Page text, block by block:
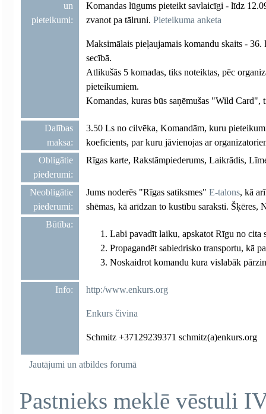
un
pieteikumi:
Komandas lūgums pieteikt savlaicīgi - līdz
zvanot pa tālruni. Pieteikuma anketa
Maksimālais pieļaujamais komandu skaits -
secībā.
Atlikušās 5 komadas, tiks noteiktas, pēc
pieteikumiem.
Komandas, kuras būs saņēmušas "Wild Card",
Dalības
maksa:
3.50 Ls no cilvēka, Komandām, kuru
koeficients, par kuru jāvienojas ar
Obligātie
piederumi:
Rīgas karte, Rakstāmpiederums, Laikrādis,
Neobligātie
piederumi:
Jums noderēs "Rīgas satiksmes" E-talons, kā
shēmas, kā arīdzan to kustību saraksti.
Būtība:
Labi pavadīt laiku, apskatot Rīgu no cita
Propagandēt sabiedrisko transportu, kā
Noskaidrot komandu kura vislabāk
Info: http:/www.enkurs.org
Enkurs čivina
Schmitz +37129239371 schmitz(a)enkurs.org
Jautājumi un atbildes forumā
Pastnieks meklē vēstuli